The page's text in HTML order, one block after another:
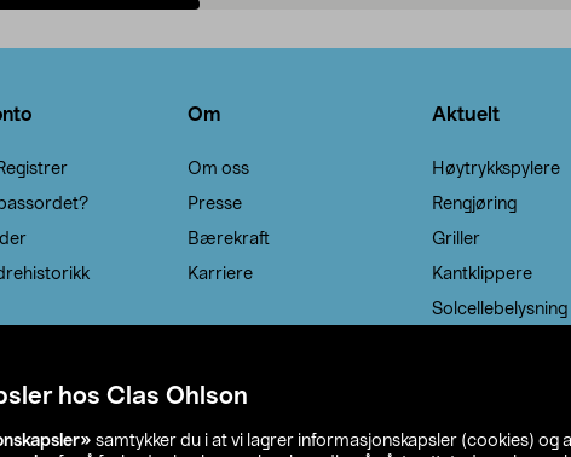
hos Clas Ohlson
samtykker du i at vi lagrer informasjonskapsler (cookies) og
Om
Om oss
Presse
Bærekraft
Karriere
Aktuelt
Høytrykkspylere
Rengjøring
Griller
Kantklippere
Solcellebelysning